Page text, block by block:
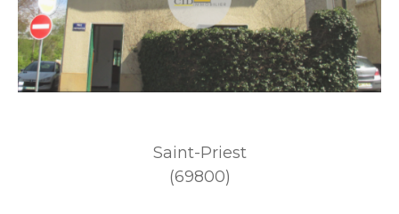
Saint-Priest
(69800)